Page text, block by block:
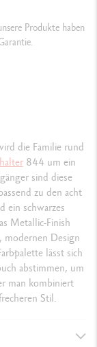
Produkte haben
die Familie rund
844 um ein
sind diese
zu den acht
ein schwarzes
Metallic-Finish
Design
lässt sich
abstimmen, um
man kombiniert
Stil.